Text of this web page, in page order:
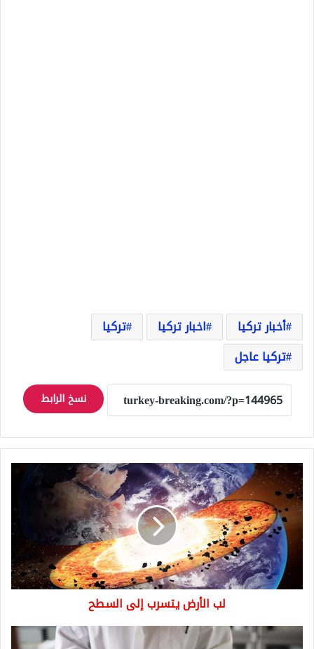
أخبار تركيا اخبار تركيا
تركيا
تركيا عاجل
نسخ الرابط
لب
الأرض
يتسرب
إلى
السطح
لب الأرض يتسرب إلى السطح
هل